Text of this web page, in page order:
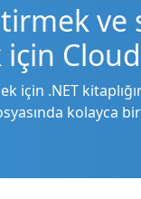
için .NET
kolayca